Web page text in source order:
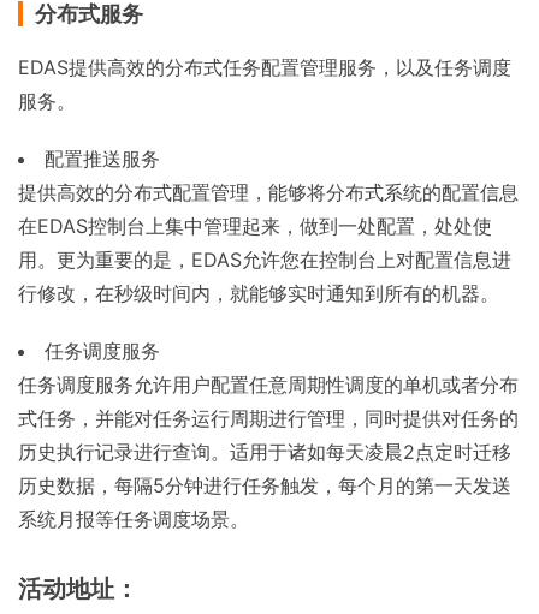
分布式服务
EDAS提供高效的分布式任务配置管理服务，以及任务调度
服务。
配置推送服务
提供高效的分布式配置管理，能够将分布式系统的配置信息
在EDAS控制台上集中管理起来，做到一处配置，处处使
用。更为重要的是，EDAS允许您在控制台上对配置信息进
行修改，在秒级时间内，就能够实时通知到所有的机器。
任务调度服务
任务调度服务允许用户配置任意周期性调度的单机或者分布
式任务，并能对任务运行周期进行管理，同时提供对任务的
历史执行记录进行查询。适用于诸如每天凌晨2点定时迁移
历史数据，每隔5分钟进行任务触发，每个月的第一天发送
系统月报等任务调度场景。
活动地址：